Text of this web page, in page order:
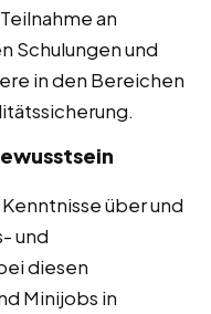
Teilnahme an
Schulungen und
in den Bereichen
Kenntnisse über und
und
diesen
Minijobs in